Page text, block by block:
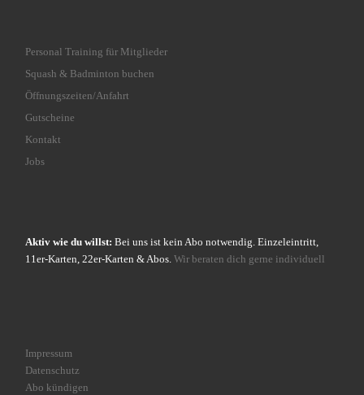
Personal Training für Mitglieder
Squash & Badminton buchen
Öffnungszeiten/Anfahrt
Gutscheine
Kontakt
Jobs
Aktiv wie du willst: Bei uns ist kein Abo notwendig. Einzeleintritt,
11er-Karten, 22er-Karten & Abos. Wir beraten dich gerne individuell
Impressum
Datenschutz
Abo kündigen